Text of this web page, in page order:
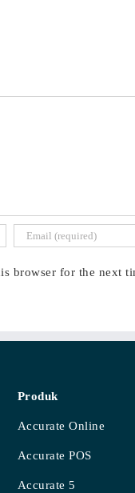
browser for the next
Produk
Accurate Online
Accurate POS
Accurate 5